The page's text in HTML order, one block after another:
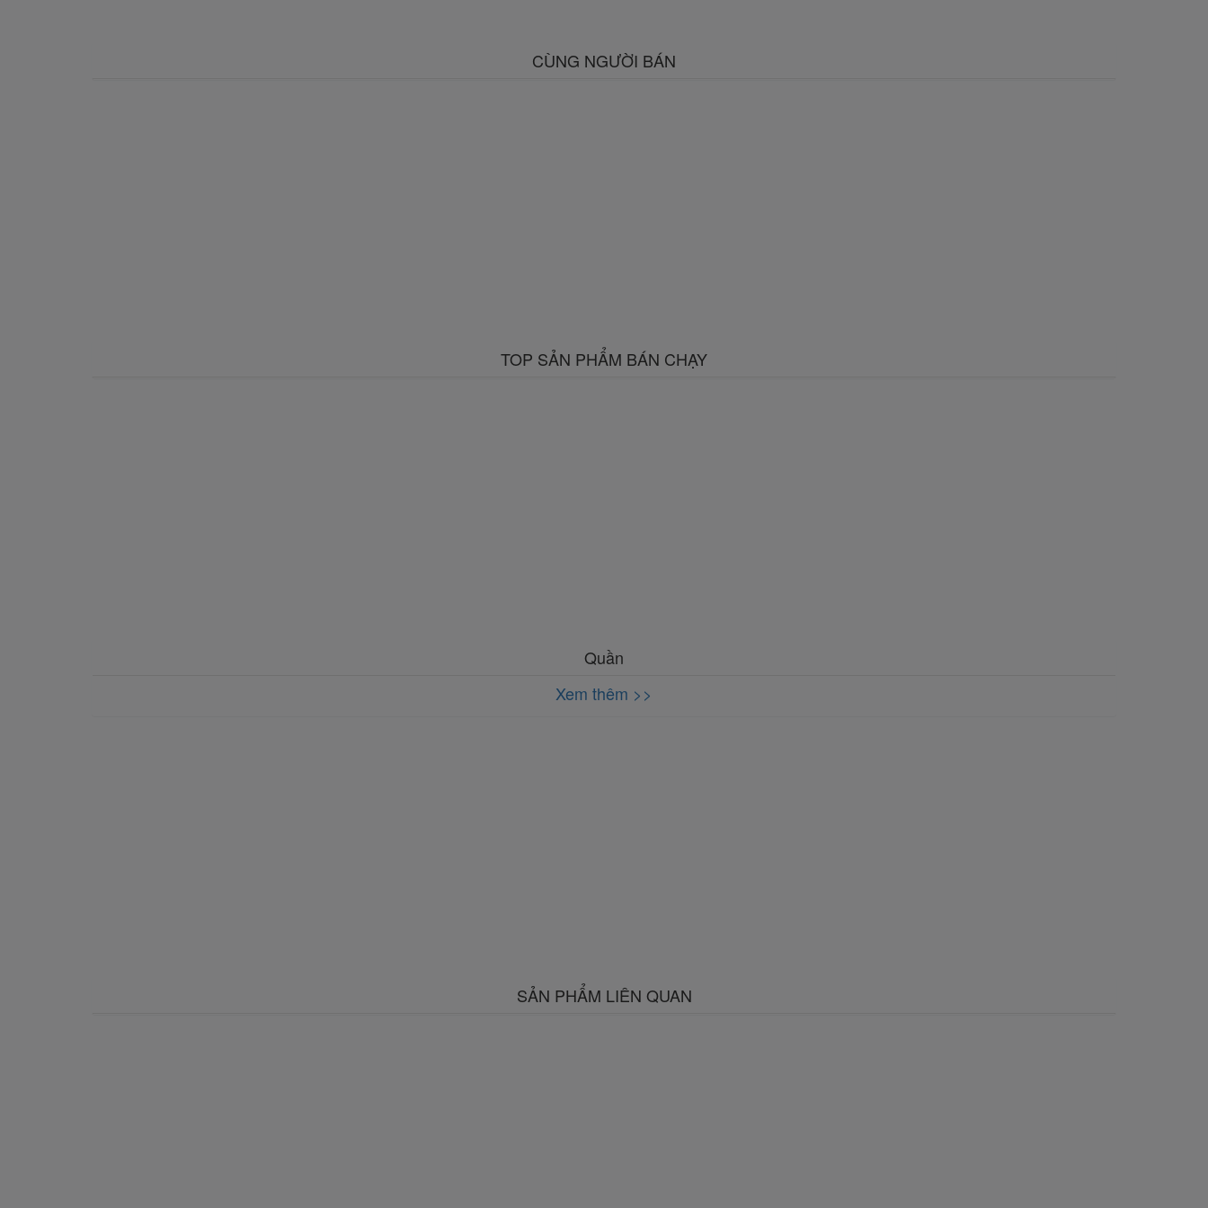
CÙNG NGƯỜI BÁN
TOP SẢN PHẨM BÁN CHẠY
Quần
Xem thêm >>
SẢN PHẨM LIÊN QUAN